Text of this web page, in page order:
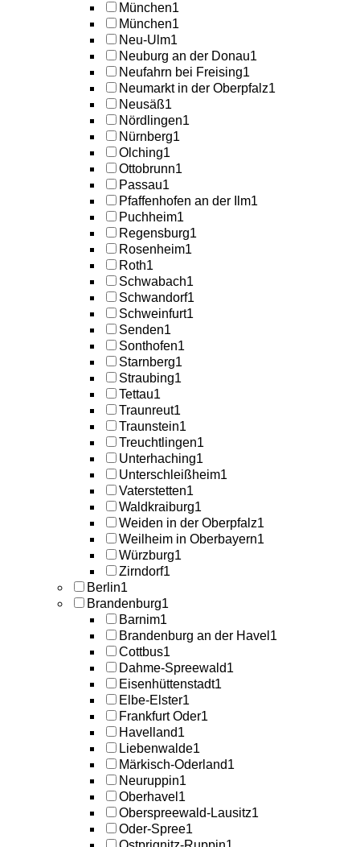
München1
München1
Neu-Ulm1
Neuburg an der Donau1
Neufahrn bei Freising1
Neumarkt in der Oberpfalz1
Neusäß1
Nördlingen1
Nürnberg1
Olching1
Ottobrunn1
Passau1
Pfaffenhofen an der Ilm1
Puchheim1
Regensburg1
Rosenheim1
Roth1
Schwabach1
Schwandorf1
Schweinfurt1
Senden1
Sonthofen1
Starnberg1
Straubing1
Tettau1
Traunreut1
Traunstein1
Treuchtlingen1
Unterhaching1
Unterschleißheim1
Vaterstetten1
Waldkraiburg1
Weiden in der Oberpfalz1
Weilheim in Oberbayern1
Würzburg1
Zirndorf1
Berlin1
Brandenburg1
Barnim1
Brandenburg an der Havel 1
Cottbus1
Dahme-Spreewald1
Eisenhüttenstadt1
Elbe-Elster1
Frankfurt Oder1
Havelland1
Liebenwalde1
Märkisch-Oderland1
Neuruppin1
Oberhavel 1
Oberspreewald-Lausitz1
Oder-Spree1